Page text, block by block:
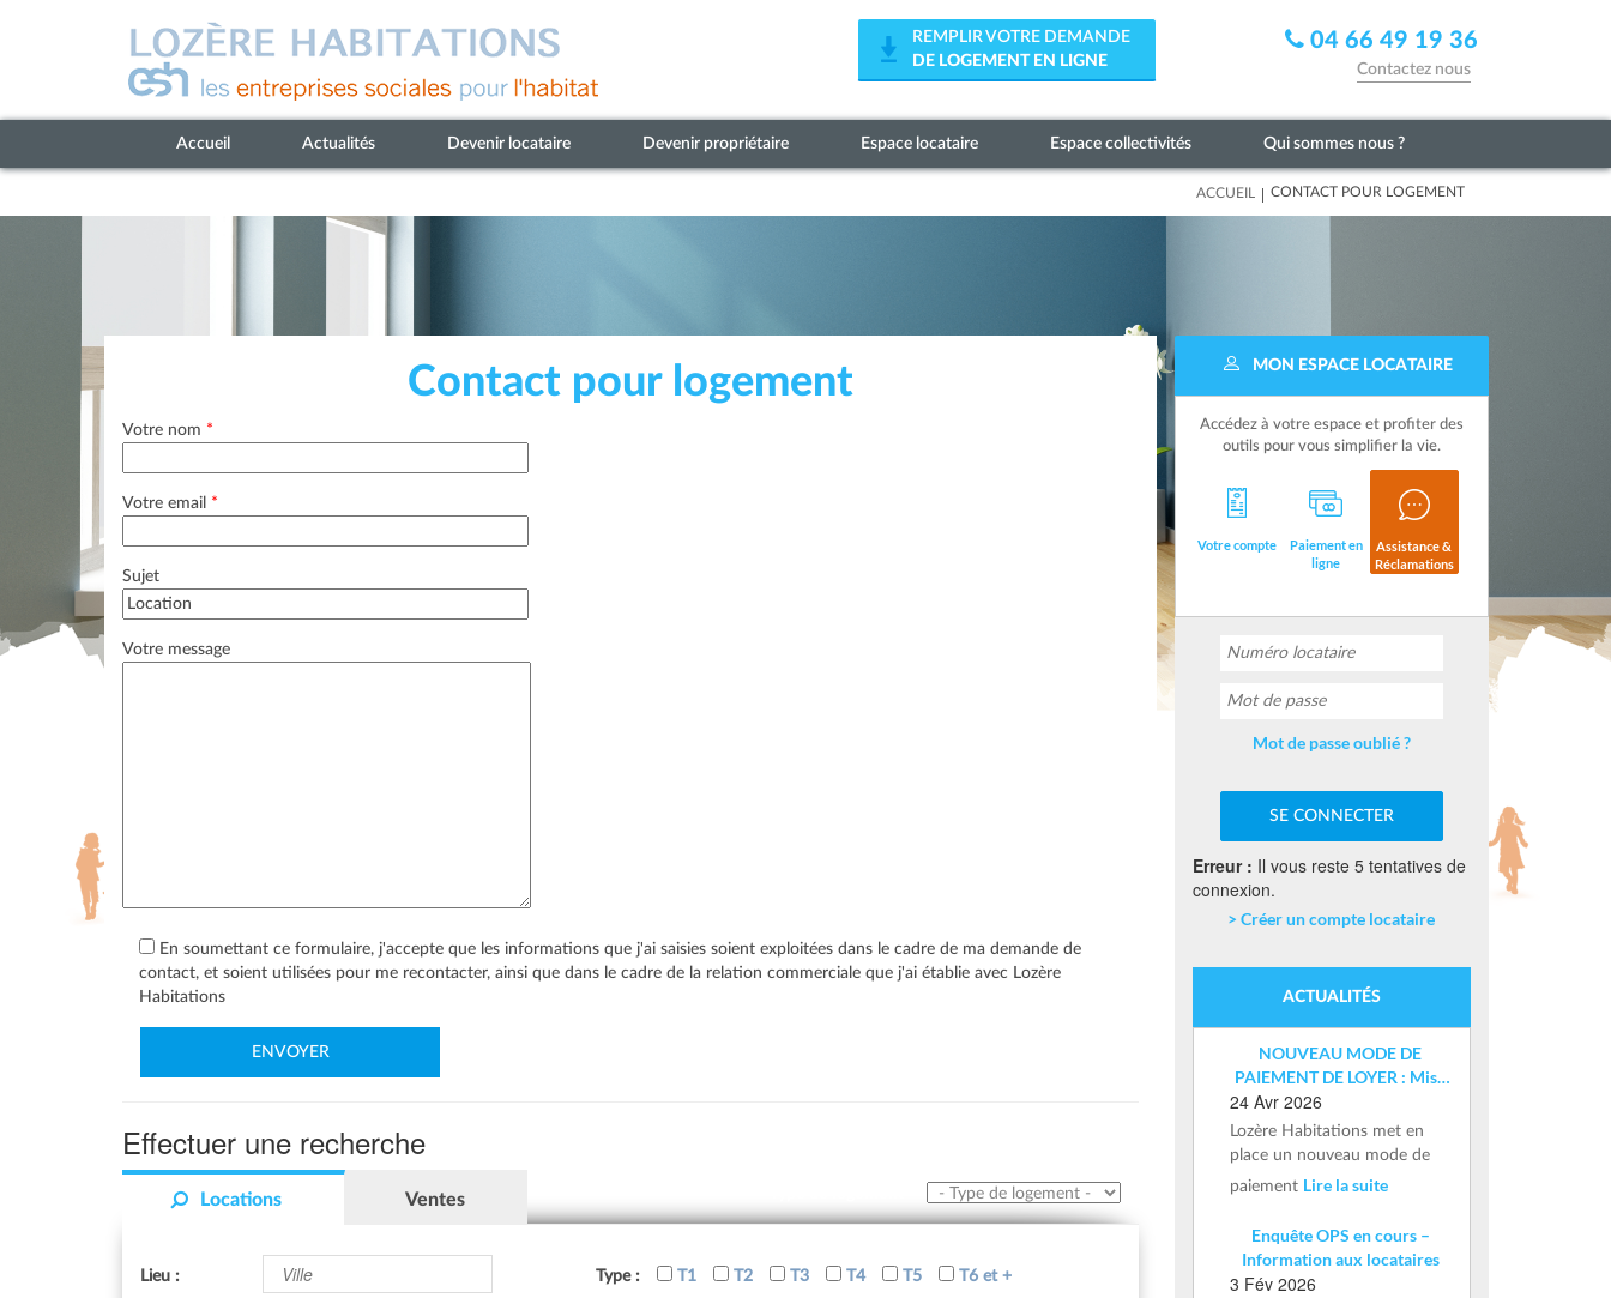
REMPLIR VOTRE DEMANDE
DE LOGEMENT EN LIGNE
04 66 49 19 36
Contactez nous
Accueil Actualités Devenir locataire Devenir propriétaire Espace locataire Espace collectivités Qui sommes nous ?
ACCUEIL | CONTACT POUR LOGEMENT
Contact pour logement
Votre nom *
Votre email *
Sujet
Votre message
En soumettant ce formulaire, j'accepte que les informations que j'ai saisies soient exploitées dans le cadre de ma demande de
contact, et soient utilisées pour me recontacter, ainsi que dans le cadre de la relation commerciale que j'ai établie avec Lozère
Habitations
Effectuer une recherche
Locations Ventes
Lieu : Type : T1 T2 T3 T4 T5 T6 et +
MON ESPACE LOCATAIRE
Accédez à votre espace et profiter des
outils pour vous simplifier la vie.
Votre compte
Paiement en
ligne
Assistance &
Réclamations
Mot de passe oublié ?
Erreur : Il vous reste 5 tentatives de
connexion.
> Créer un compte locataire
ACTUALITÉS
NOUVEAU MODE DE
PAIEMENT DE LOYER : Mise
en place d’un IBAN nominatif
24 Avr 2026
Lozère Habitations met en
place un nouveau mode de
paiement Lire la suite
Enquête OPS en cours –
Information aux locataires
3 Fév 2026